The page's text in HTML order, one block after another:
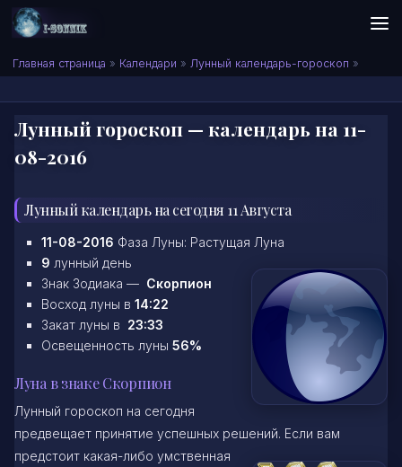
Skip to content
Сонник I-SONNIK.COM
Главная страница » Календари » Лунный календарь-гороскоп »
Лунный гороскоп — календарь на 11-
08-2016
Лунный календарь на сегодня 11 Августа
11-08-2016 Фаза Луны: Растущая Луна
9 лунный день
Знак Зодиака — Скорпион
Восход луны в 14:22
Закат луны в 23:33
Освещенность луны 56%
Луна в знаке Скорпион
Лунный гороскоп на сегодня
предвещает принятие успешных решений. Если вам
предстоит какая-либо умственная